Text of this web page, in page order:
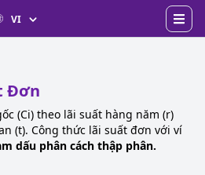
Đơn
(Ci) theo lãi suất hàng năm (r)
(t). Công thức lãi suất đơn với ví
dấu phân cách thập phân.